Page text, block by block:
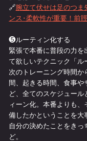
🔗腕立て伏せは足のつま
ンス･柔軟性が重要！前
❺ルーティン化する
緊張で本番に普段の力を
て欲しいテクニック「ル
次のトレーニング時間か
間、起きる時間、食事や
ど、全てのスケジュール
ィーン化。本番よりも
備したかということを大
自分の決めたことをきっ
ど。